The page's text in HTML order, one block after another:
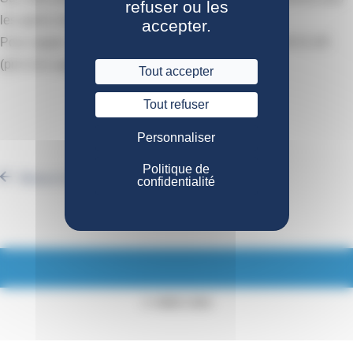
refuser ou les
accepter.
Tout accepter
Tout refuser
Personnaliser
Politique de
confidentialité
les après-midis.
Pour rappel, notre ligne unique est celle-ci : 02 40 84 01 84
(prix d'un appel local).
Retour à la liste des actualités